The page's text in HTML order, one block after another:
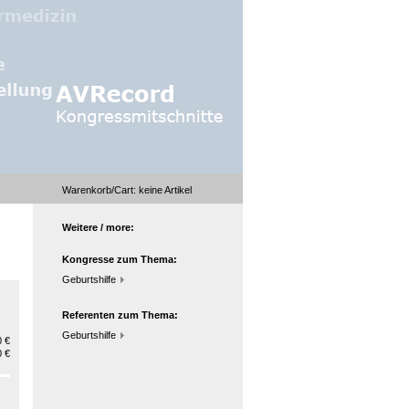
Warenkorb/Cart: keineArtikel
€
€
Weitere / more:
Kongresse zum Thema:
Geburtshilfe
Referenten zum Thema:
Geburtshilfe